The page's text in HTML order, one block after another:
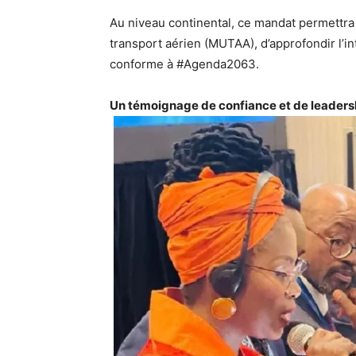
Au niveau continental, ce mandat
transport aérien (MUTAA), d’approfondir
conforme à #Agenda2063.
Un témoignage de confiance et de